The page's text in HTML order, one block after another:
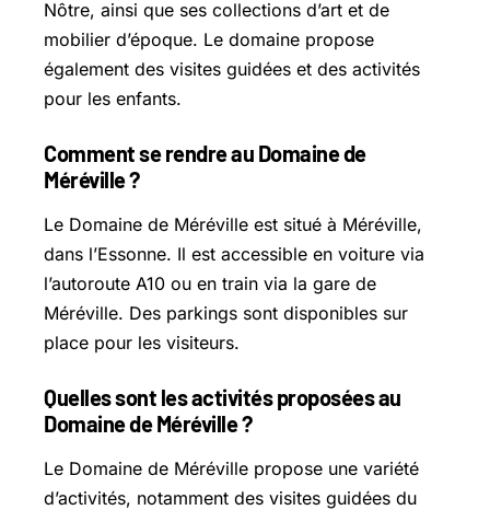
Nôtre, ainsi que ses collections d’art et de
mobilier d’époque. Le domaine propose
également des visites guidées et des activités
pour les enfants.
Comment se rendre au Domaine de
Méréville ?
Le Domaine de Méréville est situé à Méréville,
dans l’Essonne. Il est accessible en voiture via
l’autoroute A10 ou en train via la gare de
Méréville. Des parkings sont disponibles sur
place pour les visiteurs.
Quelles sont les activités proposées au
Domaine de Méréville ?
Le Domaine de Méréville propose une variété
d’activités, notamment des visites guidées du